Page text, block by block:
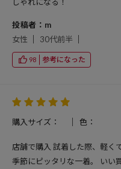
しゃれになる！
投稿者：m
女性
30代前半
98 参考になった
購入サイズ： 色：
店舗で購入 試着した際、軽く
季節にピッタリな一着。 いい